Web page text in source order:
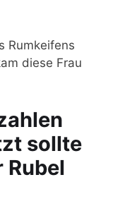
Rumkeifens
diese Frau
sollte
Rubel